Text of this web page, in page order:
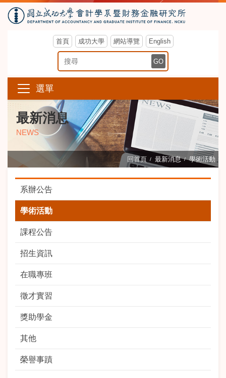
首頁 成功大學 網站導覽 English
搜尋關鍵字 GO
選單
最新消息
NEWS
回首頁 最新消息 學術活動
系辦公告
學術活動
課程公告
招生資訊
在職專班
徵才實習
獎助學金
其他
榮譽事蹟